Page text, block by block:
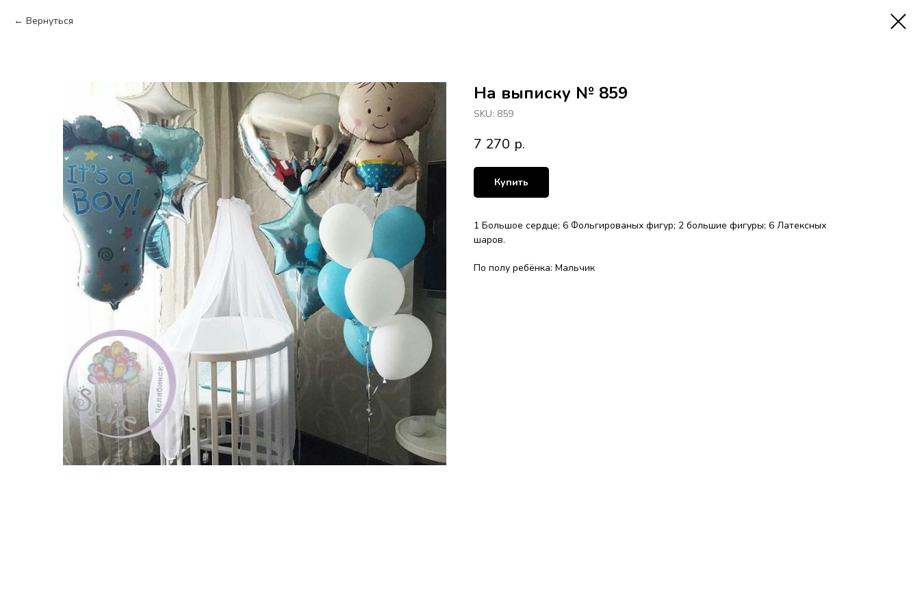
Вернуться
На выписку № 859
SKU: 859
7 270 р.
Купить
1 Большое сердце; 6 Фольгированых фигур; 2 большие фигуры; 6 Латексных
шаров.
По полу ребёнка: Мальчик